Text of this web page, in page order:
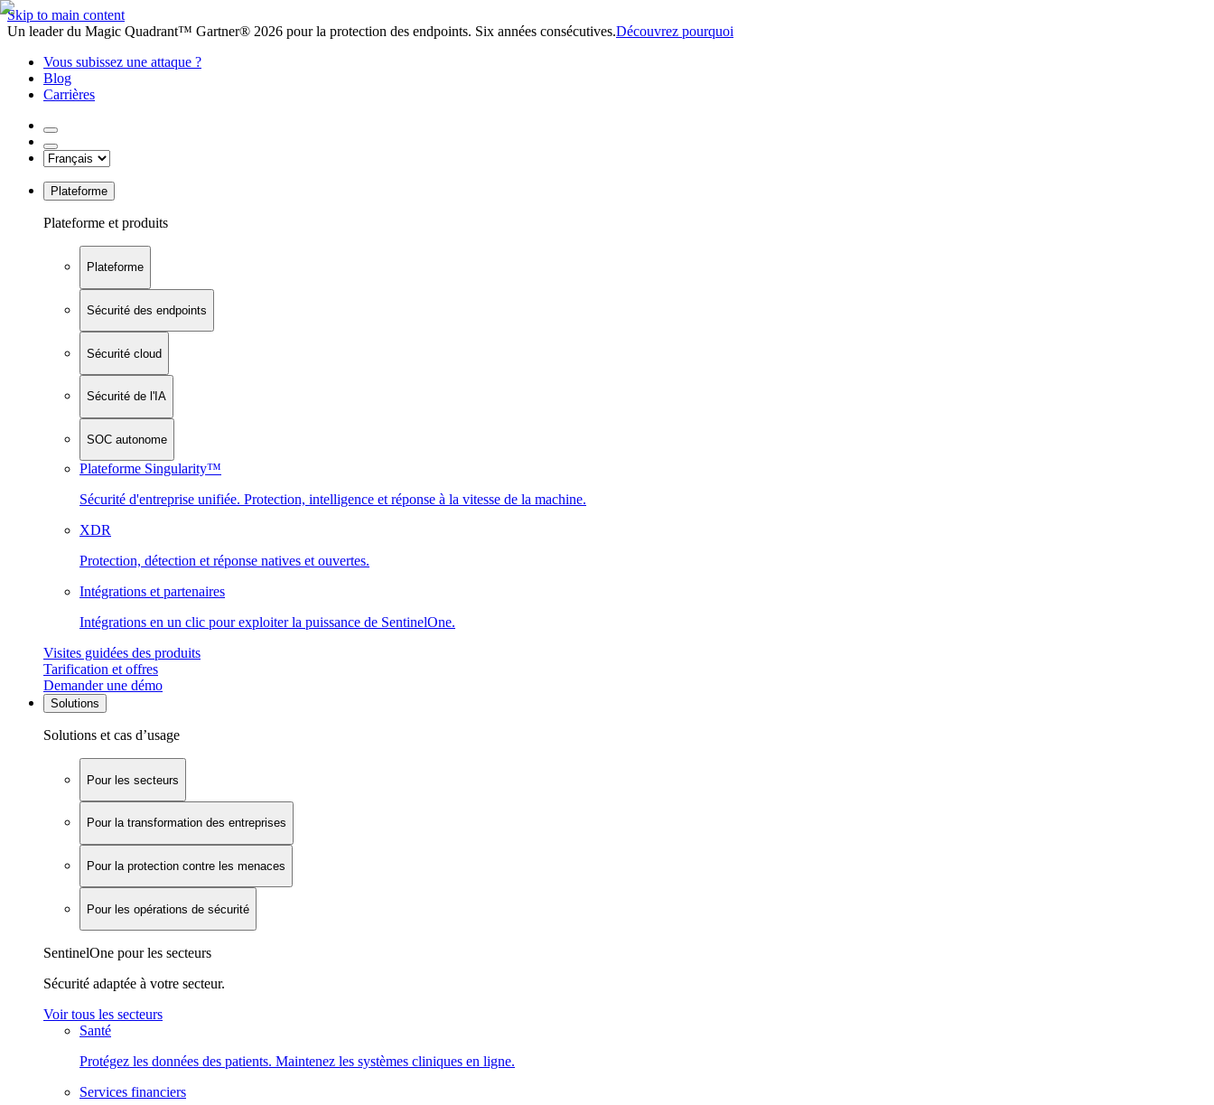
Skip to main content
Un leader du Magic Quadrant™ Gartner® 2026 pour la protection des endpoints. Six années consécutives.Découvrez pourquoi
Vous subissez une attaque ?
Blog
Carrières
Plateforme
Plateforme et produits
Plateforme
Sécurité des endpoints
Sécurité cloud
Sécurité de l'IA
SOC autonome
Plateforme Singularity™
Sécurité d'entreprise unifiée. Protection, intelligence et réponse à la vitesse de la machine.
XDR
Protection, détection et réponse natives et ouvertes.
Intégrations et partenaires
Intégrations en un clic pour exploiter la puissance de SentinelOne.
Visites guidées des produits
Tarification et offres
Demander une démo
Solutions
Solutions et cas d’usage
Pour les secteurs
Pour la transformation des entreprises
Pour la protection contre les menaces
Pour les opérations de sécurité
SentinelOne pour les secteurs
Sécurité adaptée à votre secteur.
Voir tous les secteurs
Santé
Protégez les données des patients. Maintenez les systèmes cliniques en ligne.
Services financiers